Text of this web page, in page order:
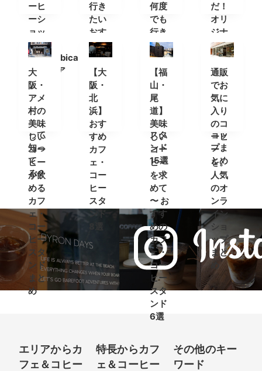
ーヒ
ーシ
ョッ
プ
「%Arabica
Kyoto(ア
ラビ
カキ
ョウ
ト)」
って
知っ
て
る？
行き
たい
おす
すめ
カフ
ェ＆
コー
ヒー
スタ
ンド
何度
でも
行き
たい
おす
すめ
カフ
ェ＆
コー
ヒー
スタ
ンド
15選
だ！
オリ
ジナ
ルT
シャ
ツが
買え
るコ
ーヒ
ーシ
ョッ
プま
とめ
大
阪・
アメ
村の
美味
しい
コー
ヒー
が飲
める
カフ
ェ・
コー
ヒー
スタ
ンド
まと
め
【大
阪・
北
浜】
おす
すめ
カフ
ェ・
コー
ヒー
スタ
ンド
8選
【福
山・
尾
道】
美味
しい
コー
ヒー
を求
めて
〜 お
すす
めの
カフ
ェ・
コー
ヒー
スタ
ンド
6選
通販
でお
気に
入り
のコ
ーヒ
ー
を。
人気
のオ
ンラ
イン
ショ
ップ
まと
め
エリアからカ
フェ＆コヒー
特長からカフ
ェ＆コーヒー
その他のキー
ワード